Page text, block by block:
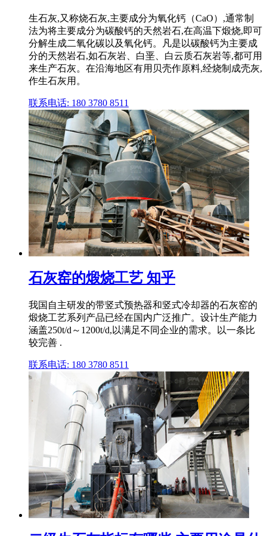
生石灰,又称烧石灰,主要成分为氧化钙（CaO）,通常制
法为将主要成分为碳酸钙的天然岩石,在高温下煅烧,即可
分解生成二氧化碳以及氧化钙。凡是以碳酸钙为主要成
分的天然岩石,如石灰岩、白垩、白云质石灰岩等,都可用
来生产石灰。在沿海地区有用贝壳作原料,经烧制成壳灰,
作生石灰用。
联系电话: 180 3780 8511
石灰窑的煅烧工艺 知乎
我国自主研发的带竖式预热器和竖式冷却器的石灰窑的
煅烧工艺系列产品已经在国内广泛推广。设计生产能力
涵盖250t/d～1200t/d,以满足不同企业的需求。以一条比
较完善 .
联系电话: 180 3780 8511